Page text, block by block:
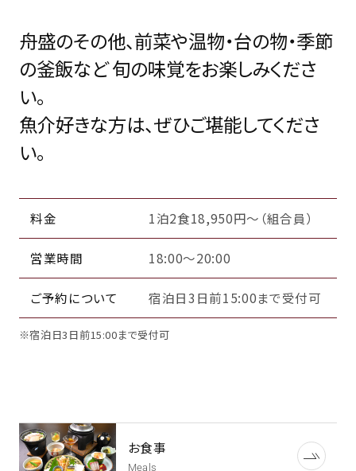
舟盛のその他、前菜や温物・台の物・季節
の釜飯など 旬の味覚をお楽しみくださ
い。
魚介好きな方は、ぜひご堪能してくださ
い。
料金 1泊2食18,950円～（組合員）
営業時間 18:00～20:00
ご予約について 宿泊日3日前15:00まで受付可
※宿泊日3日前15:00まで受付可
お食事
Meals